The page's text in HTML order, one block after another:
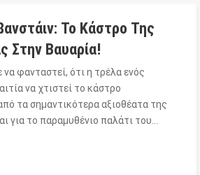
Το Κάστρο Της
Στην Βαυαρία!
φανταστεί, ότι η τρέλα ενός
να χτιστεί το κάστρο
τα σημαντικότερα αξιοθέατα της
για το παραμυθένιο παλάτι του…